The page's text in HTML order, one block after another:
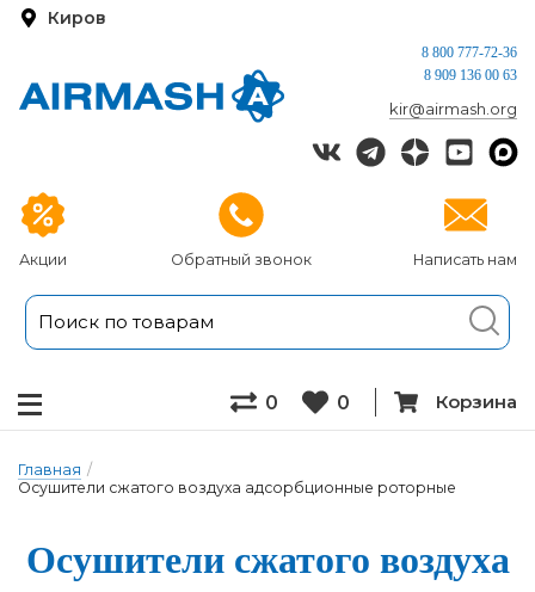
Киров
Акции Обратный звонок Написать нам
8 800 777-72-36
8 909 136 00 63
kir@airmash.org
0 0 Корзина
Главная /
Осушители сжатого воздуха адсорбционные роторные
Осуши­те­ли сжа­то­го воз­ду­ха